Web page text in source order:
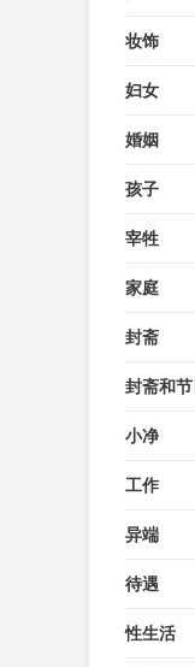
妆饰
妇女
婚姻
孩子
宰牲
家庭
封斋
封斋和节
小净
工作
异端
待遇
性生活